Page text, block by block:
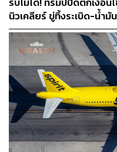
นิวเคลียร์ ขู่ทิ้งระเบิด-น้ำ